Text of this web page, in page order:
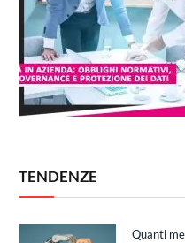
TENDENZE
Quanti